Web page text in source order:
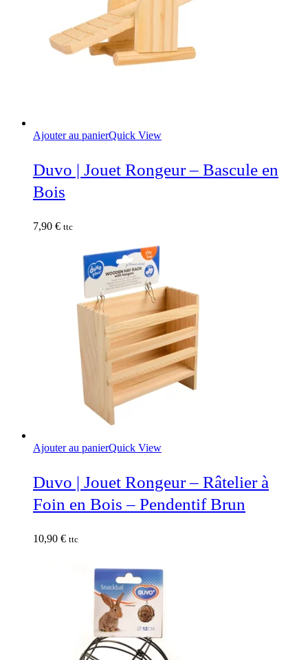
Ajouter au panierQuick View
Duvo | Jouet Rongeur – Bascule en
Bois
7,90 € ttc
Ajouter au panierQuick View
Duvo | Jouet Rongeur – Râtelier à
Foin en Bois – Pendentif Brun
10,90 € ttc